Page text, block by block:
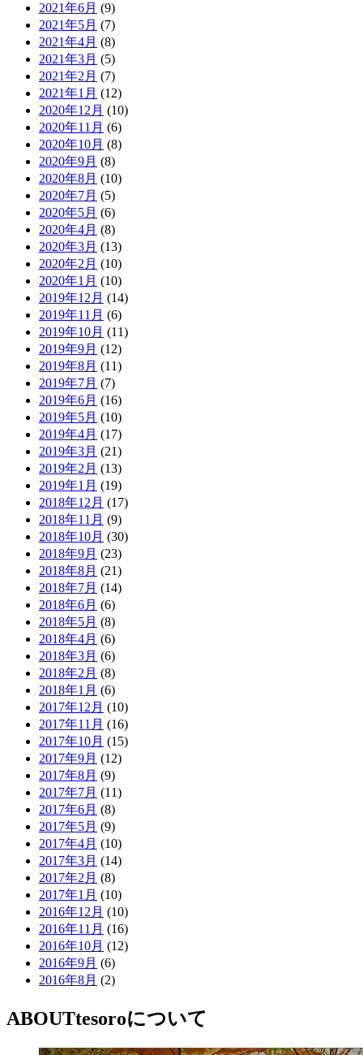
2021年6月 (9)
2021年5月 (7)
2021年4月 (8)
2021年3月 (5)
2021年2月 (7)
2021年1月 (12)
2020年12月 (10)
2020年11月 (6)
2020年10月 (8)
2020年9月 (8)
2020年8月 (10)
2020年7月 (5)
2020年5月 (6)
2020年4月 (8)
2020年3月 (13)
2020年2月 (10)
2020年1月 (10)
2019年12月 (14)
2019年11月 (6)
2019年10月 (11)
2019年9月 (12)
2019年8月 (11)
2019年7月 (7)
2019年6月 (16)
2019年5月 (10)
2019年4月 (17)
2019年3月 (21)
2019年2月 (13)
2019年1月 (19)
2018年12月 (17)
2018年11月 (9)
2018年10月 (30)
2018年9月 (23)
2018年8月 (21)
2018年7月 (14)
2018年6月 (6)
2018年5月 (8)
2018年4月 (6)
2018年3月 (6)
2018年2月 (8)
2018年1月 (6)
2017年12月 (10)
2017年11月 (16)
2017年10月 (15)
2017年9月 (12)
2017年8月 (9)
2017年7月 (11)
2017年6月 (8)
2017年5月 (9)
2017年4月 (10)
2017年3月 (14)
2017年2月 (8)
2017年1月 (10)
2016年12月 (10)
2016年11月 (16)
2016年10月 (12)
2016年9月 (6)
2016年8月 (2)
ABOUTtesoroについて